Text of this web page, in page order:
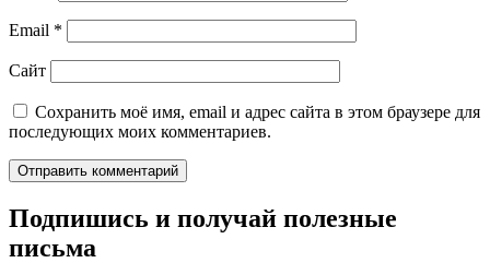
Email *
Сайт
Сохранить моё имя, email и адрес сайта в этом браузере для
последующих моих комментариев.
Подпишись и получай полезные
письма